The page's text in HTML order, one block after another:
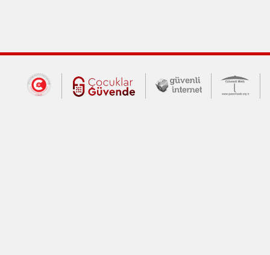
Dış Bağlantılar
Cumhurbaşkanlığı İletişim Merkezi
Çocuklar Güvende (yeni
Güvenli